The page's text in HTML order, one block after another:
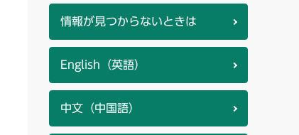
情報が見つからないときは
English（英語）
中文（中国語）